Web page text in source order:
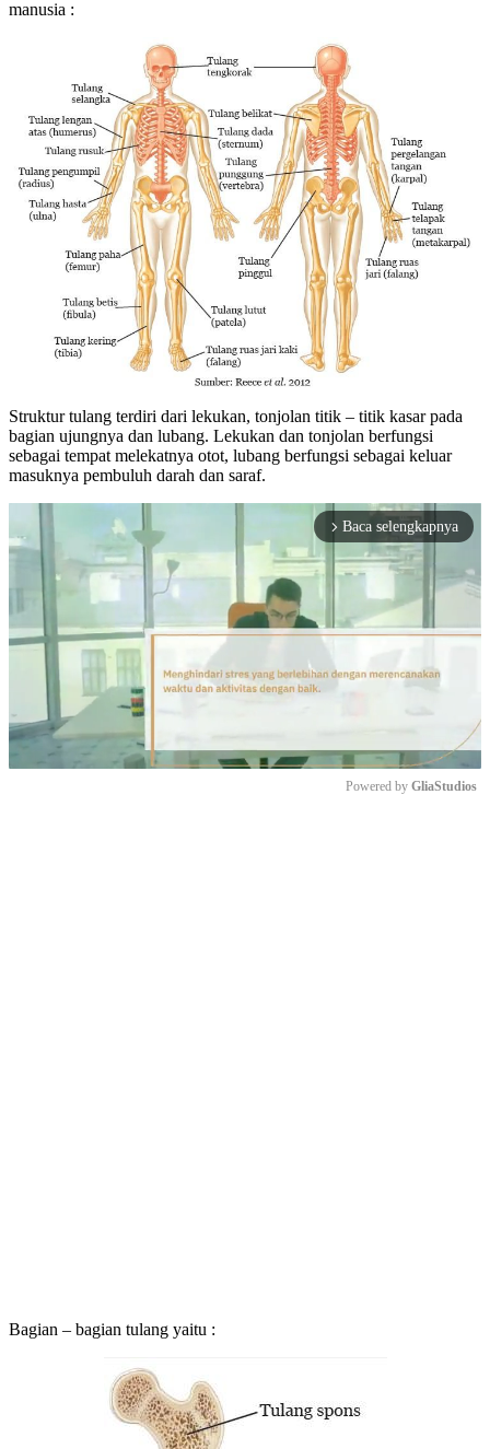
manusia :
Struktur tulang terdiri dari lekukan, tonjolan titik – titik kasar pada
bagian ujungnya dan lubang. Lekukan dan tonjolan berfungsi
sebagai tempat melekatnya otot, lubang berfungsi sebagai keluar
masuknya pembuluh darah dan saraf.
arrow_forward_ios Baca selengkapnya
Powered by GliaStudios
Bagian – bagian tulang yaitu :